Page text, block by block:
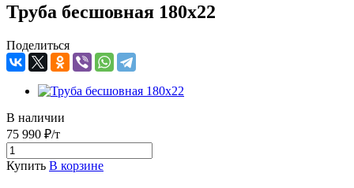
Труба бесшовная 180х22
Поделиться
В наличии
75 990 ₽/т
Купить В корзине